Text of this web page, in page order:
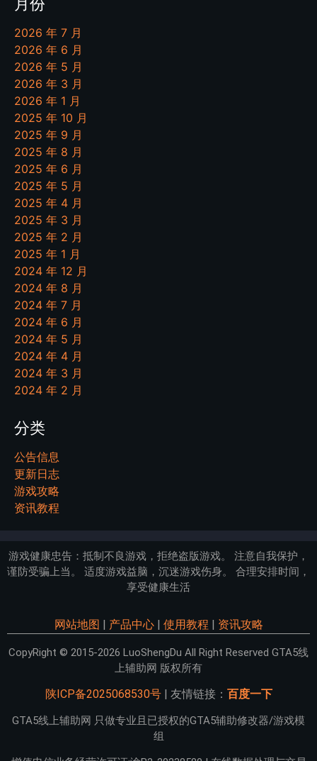
月份
2026 年 7 月
2026 年 6 月
2026 年 5 月
2026 年 3 月
2026 年 1 月
2025 年 10 月
2025 年 9 月
2025 年 8 月
2025 年 6 月
2025 年 5 月
2025 年 4 月
2025 年 3 月
2025 年 2 月
2025 年 1 月
2024 年 12 月
2024 年 8 月
2024 年 7 月
2024 年 6 月
2024 年 5 月
2024 年 4 月
2024 年 3 月
2024 年 2 月
分类
公告信息
更新日志
游戏攻略
资讯教程
游戏健康忠告：抵制不良游戏，拒绝盗版游戏。 注意自我保护，
谨防受骗上当。 适度游戏益脑，沉迷游戏伤身。 合理安排时间，
享受健康生活
网站地图 | 产品中心| 使用教程 | 资讯攻略
CopyRight © 2015-2026 LuoShengDu All Right Reserved GTA5线
上辅助网 版权所有
陕ICP备2025068530号| 友情链接： 百度一下
GTA5线上辅助网 只做专业且已授权的GTA5辅助修改器/游戏模
组